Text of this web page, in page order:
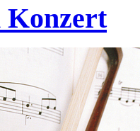
Konzert